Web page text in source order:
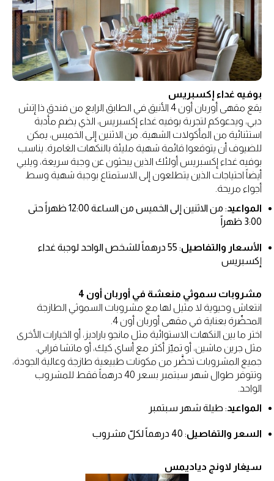
بوفيه غداء إكسبريس
يقع مقهى أوربان أون 4 الأنيق في الطابق الرابع من فندق ذا إتش
دبي، ويدعوكم لتجربة بوفيه غداء إكسبريس، الذي يضم مأدبة
استثنائية من المأكولات الشهية. من الاثنين إلى الخميس، يمكن
للضيوف أن يتوقعوا قائمة شهية مليئة بالنكهات الغامرة. يناسب
بوفيه غداء إكسبريس أولئك الذين يبحثون عن وجبة سريعة، ويلبي
أيضاً احتياجات الذين يتطلعون إلى الاستمتاع بوجبة شهية وسط
أجواء مريحة.
المواعيد
: من الاثنين إلى الخميس من الساعة 12:00 ظهراً حتى
3:00 ظهراً
الأسعار والتفاصيل
: 55 درهماً للشخص الواحد لوجبة غداء
إكسبريس
مشروبات سموثي منعشة في أوربان أون 4
انتعاش وحيوية لا مثيل لها مع مشروبات السموثي الطازجة
المحضّرة بعناية في مقهى أوربان أون 4.
اختر ما بين النكهات الاستوائية مثل مانجو باراديز، أو الخيارات الأخرى
مثل جرين ماشين، أو تميّز أكثر مع أساي كيك، أو ماتشا فرابي.
جميع المشروبات تحضَّر من مكونات طبيعية طازجة وعالية الجودة،
وتتوفر طوال شهر سبتمبر بسعر 40 درهماً فقط للمشروب
الواحد.
المواعيد: طيلة شهر سبتمبر
السعر والتفاصيل: 40 درهماً لكلّ مشروب
سيغار لاونج دياديمس